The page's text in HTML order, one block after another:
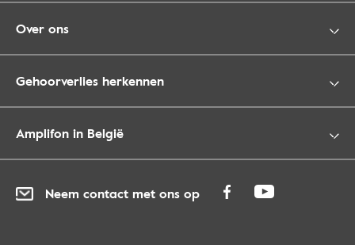
Over ons
Gehoorverlies herkennen
Amplifon in België
Neem contact met ons op